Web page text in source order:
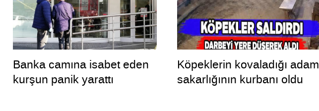
Banka camına isabet eden
kurşun panik yarattı
Köpeklerin kovaladığı adam
sakarlığının kurbanı oldu